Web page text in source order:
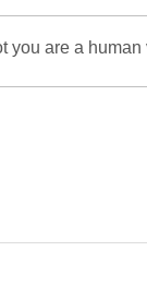
you are a